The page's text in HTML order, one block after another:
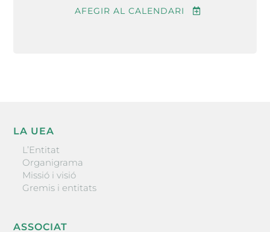
AFEGIR AL CALENDARI
LA UEA
L’Entitat
Organigrama
Missió i visió
Gremis i entitats
ASSOCIAT